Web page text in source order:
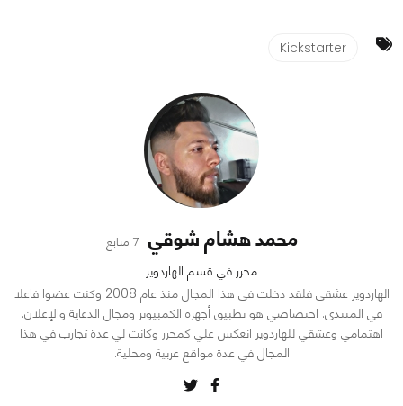
Kickstarter
محمد هشام شوقي 7 متابع
محرر في قسم الهاردوير
الهاردوير عشقي فلقد دخلت في هذا المجال منذ عام 2008 وكنت عضوا فاعلا
في المنتدى. اختصاصي هو تطبيق أجهزة الكمبيوتر ومجال الدعاية والإعلان.
اهتمامي وعشقي للهاردوير انعكس علي كمحرر وكانت لي عدة تجارب في هذا
المجال في عدة مواقع عربية ومحلية.